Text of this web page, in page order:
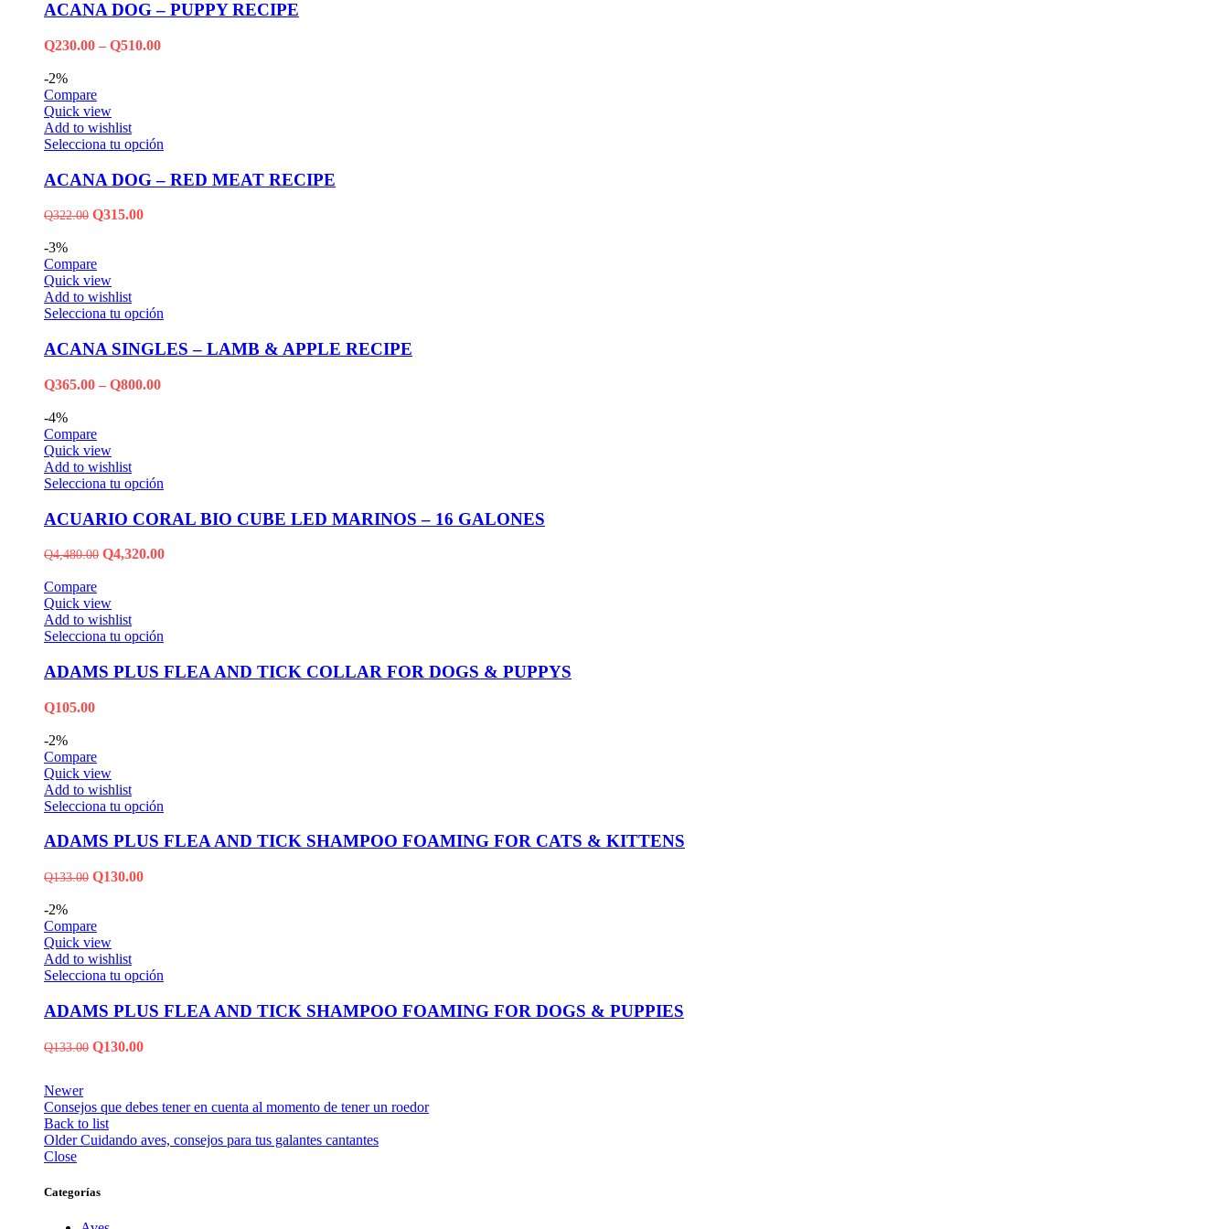
ACANA DOG – PUPPY RECIPE
Q230.00 – Q510.00
-2%
Compare
Quick view
Add to wishlist
Selecciona tu opción
ACANA DOG – RED MEAT RECIPE
Q322.00 Q315.00
-3%
Compare
Quick view
Add to wishlist
Selecciona tu opción
ACANA SINGLES – LAMB & APPLE RECIPE
Q365.00 – Q800.00
-4%
Compare
Quick view
Add to wishlist
Selecciona tu opción
ACUARIO CORAL BIO CUBE LED MARINOS – 16 GALONES
Q4,480.00 Q4,320.00
Compare
Quick view
Add to wishlist
Selecciona tu opción
ADAMS PLUS FLEA AND TICK COLLAR FOR DOGS & PUPPYS
Q105.00
-2%
Compare
Quick view
Add to wishlist
Selecciona tu opción
ADAMS PLUS FLEA AND TICK SHAMPOO FOAMING FOR CATS & KITTENS
Q133.00 Q130.00
-2%
Compare
Quick view
Add to wishlist
Selecciona tu opción
ADAMS PLUS FLEA AND TICK SHAMPOO FOAMING FOR DOGS & PUPPIES
Q133.00 Q130.00
Newer
Consejos que debes tener en cuenta al momento de tener un roedor
Back to list
Older Cuidando aves, consejos para tus galantes cantantes
Close
Categorías